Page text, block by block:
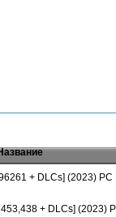
+ DLCs] (2023) PC
+ DLCs] (2023)